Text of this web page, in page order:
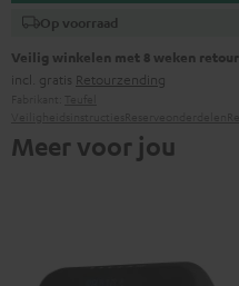
Op voorraad
Veilig winkelen met 8 weken
incl. gratis Retourzending
Meer voor jou